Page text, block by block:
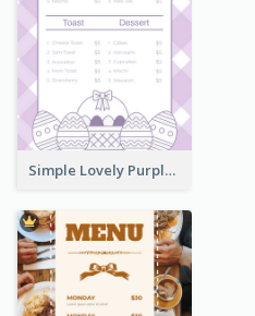
Simple Lovely Purple Easter Cradle Menu Design